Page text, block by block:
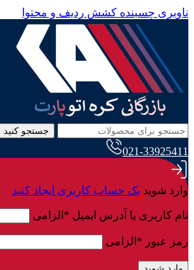
ناوبری چسبنده کشش ردیف و محتوا
جستجو کنید
021-33925411
وارد شوید یک حساب کاربری ایجاد کنید
نام کاربری یا آدرس ایمیل * الزامی
رمز عبور * الزامی